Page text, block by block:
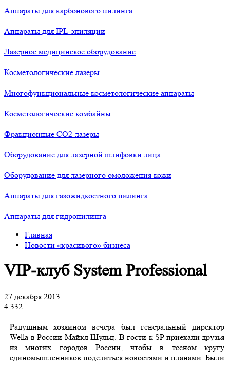
Аппараты для карбонового пилинга
Аппараты для IPL-эпиляции
Лазерное медицинское оборудование
Косметологические лазеры
Многофункциональные косметологические аппараты
Косметологические комбайны
Фракционные СО2-лазеры
Оборудование для лазерной шлифовки лица
Оборудование для лазерного омоложения кожи
Аппараты для газожидкостного пилинга
Аппараты для гидропилинга
Главная
Новости «красивого» бизнеса
VIP-клуб System Professional
27 декабря 2013
4 332
Радушным хозяином вечера был генеральный директор
Wella в России Майкл Шульц. В гости к SP приехали друзья
из многих городов России, чтобы в тесном кругу
единомышленников поделиться новостями и планами. Были